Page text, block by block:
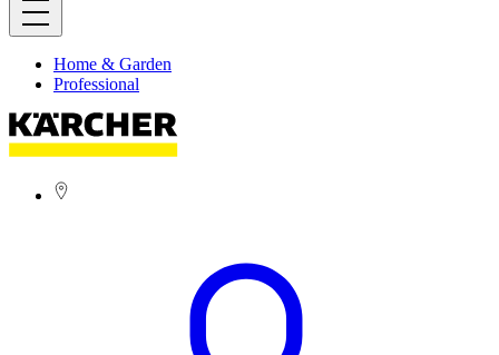
Home & Garden
Professional